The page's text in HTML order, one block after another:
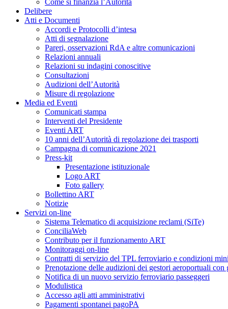
Come si finanzia l’Autorità
Delibere
Atti e Documenti
Accordi e Protocolli d’intesa
Atti di segnalazione
Pareri, osservazioni RdA e altre comunicazioni
Relazioni annuali
Relazioni su indagini conoscitive
Consultazioni
Audizioni dell’Autorità
Misure di regolazione
Media ed Eventi
Comunicati stampa
Interventi del Presidente
Eventi ART
10 anni dell’Autorità di regolazione dei trasporti
Campagna di comunicazione 2021
Press-kit
Presentazione istituzionale
Logo ART
Foto gallery
Bollettino ART
Notizie
Servizi on-line
Sistema Telematico di acquisizione reclami (SiTe)
ConciliaWeb
Contributo per il funzionamento ART
Monitoraggi on-line
Contratti di servizio del TPL ferroviario e condizioni
Prenotazione delle audizioni dei gestori aeroportuali con
Notifica di un nuovo servizio ferroviario passeggeri
Modulistica
Accesso agli atti amministrativi
Pagamenti spontanei pagoPA